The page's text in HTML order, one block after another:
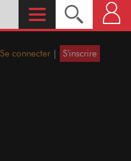
Se connecter | S'inscrire